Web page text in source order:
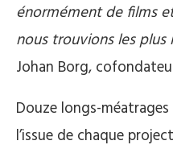
énormément de films
nous trouvions les plus
Johan Borg,
Douze longs-
l’issue de chaque